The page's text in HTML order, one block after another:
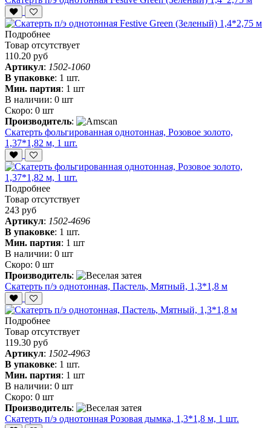
Подробнее
Товар отсутствует
110.20 руб
Артикул: 1502-1060
В упаковке: 1 шт.
Мин. партия: 1 шт
В наличии: 0 шт
Скоро: 0 шт
Производитель:
Скатерть фольгированная однотонная, Розовое золото,
1,37*1,82 м, 1 шт.
Подробнее
Товар отсутствует
243 руб
Артикул: 1502-4696
В упаковке: 1 шт.
Мин. партия: 1 шт
В наличии: 0 шт
Скоро: 0 шт
Производитель:
Скатерть п/э однотонная, Пастель, Мятный, 1,3*1,8 м
Подробнее
Товар отсутствует
119.30 руб
Артикул: 1502-4963
В упаковке: 1 шт.
Мин. партия: 1 шт
В наличии: 0 шт
Скоро: 0 шт
Производитель:
Скатерть п/э однотонная Розовая дымка, 1,3*1,8 м, 1 шт.